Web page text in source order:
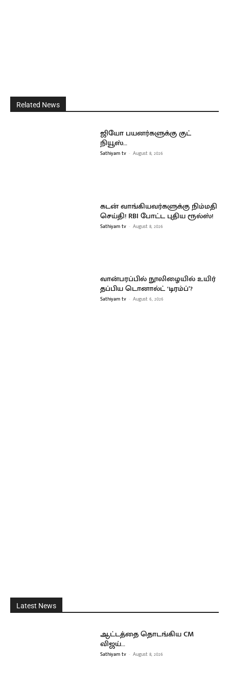
Related News
ஜியோ பயனர்களுக்கு குட்
நியூஸ்…
Sathiyam tv - August 8, 2026
கடன் வாங்கியவர்களுக்கு நிம்மதி
செய்தி! RBI போட்ட புதிய ரூல்ஸ்!
Sathiyam tv - August 8, 2026
வான்பரப்பில் நூலிழையில் உயிர்
தப்பிய டொனால்ட் ‘டிரம்ப்’?
Sathiyam tv - August 6, 2026
Latest News
ஆட்டத்தை தொடங்கிய CM
விஜய்…
Sathiyam tv - August 8, 2026